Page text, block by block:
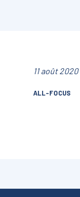
11 août 2020
ALL-FOCUS